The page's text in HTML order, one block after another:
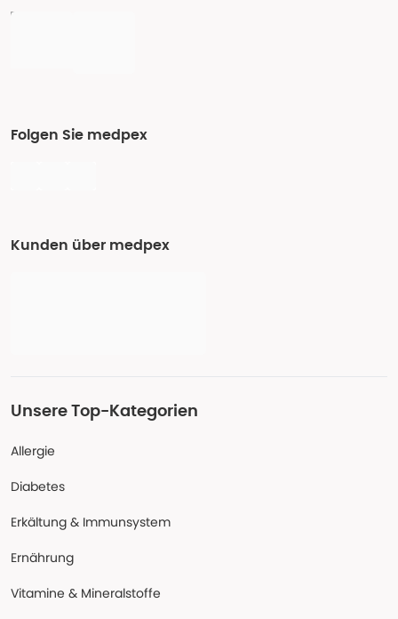
Folgen Sie medpex
Kunden über medpex
Unsere Top-Kategorien
Allergie
Diabetes
Erkältung & Immunsystem
Ernährung
Vitamine & Mineralstoffe